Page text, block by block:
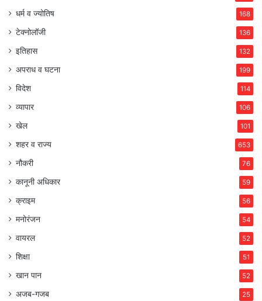
धर्म व ज्योतिष 168
टेक्नोलॉजी 136
इतिहास 132
अपराध व घटना 199
विदेश 114
व्यापार 106
खेल 101
शहर व राज्य 653
नौकरी 76
कानूनी अधिकार 59
क्राइम 56
मनोरंजन 54
वायरल 52
शिक्षा 51
खान पान 52
अजब-गजब 25